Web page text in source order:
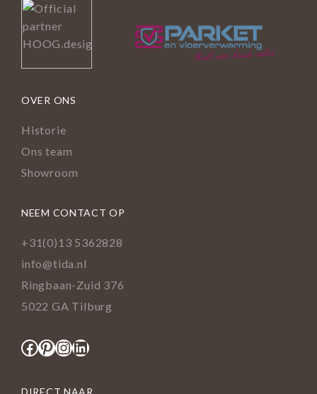
OVER ONS
Historie
Ons team
Showroom
NEEM CONTACT OP
+31(0)13 5362828
info@tida.nl
Ringbaan-Zuid 376
5022 GA Tilburg
Facebook
Pinterest
Instagram
LinkedIn